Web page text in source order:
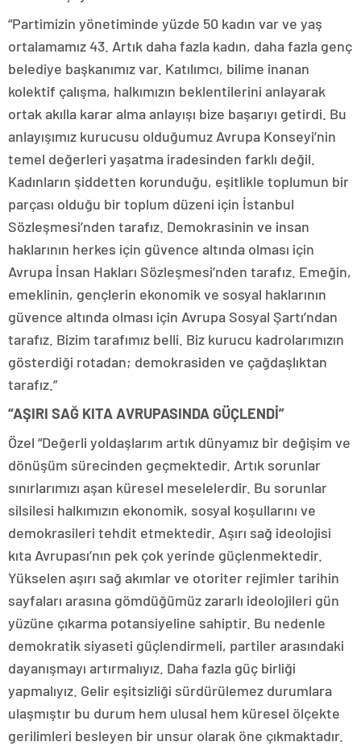
“Partimizin yönetiminde yüzde 50 kadın var ve yaş
ortalamamız 43. Artık daha fazla kadın, daha fazla genç
belediye başkanımız var. Katılımcı, bilime inanan
kolektif çalışma, halkımızın beklentilerini anlayarak
ortak akılla karar alma anlayışı bize başarıyı getirdi. Bu
anlayışımız kurucusu olduğumuz Avrupa Konseyi’nin
temel değerleri yaşatma iradesinden farklı değil.
Kadınların şiddetten korunduğu, eşitlikle toplumun bir
parçası olduğu bir toplum düzeni için İstanbul
Sözleşmesi’nden tarafız. Demokrasinin ve insan
haklarının herkes için güvence altında olması için
Avrupa İnsan Hakları Sözleşmesi’nden tarafız. Emeğin,
emeklinin, gençlerin ekonomik ve sosyal haklarının
güvence altında olması için Avrupa Sosyal Şartı’ndan
tarafız. Bizim tarafımız belli. Biz kurucu kadrolarımızın
gösterdiği rotadan; demokrasiden ve çağdaşlıktan
tarafız.”
“AŞIRI SAĞ KITA AVRUPASINDA GÜÇLENDİ”
Özel “Değerli yoldaşlarım artık dünyamız bir değişim ve
dönüşüm sürecinden geçmektedir. Artık sorunlar
sınırlarımızı aşan küresel meselelerdir. Bu sorunlar
silsilesi halkımızın ekonomik, sosyal koşullarını ve
demokrasileri tehdit etmektedir. Aşırı sağ ideolojisi
kıta Avrupası’nın pek çok yerinde güçlenmektedir.
Yükselen aşırı sağ akımlar ve otoriter rejimler tarihin
sayfaları arasına gömdüğümüz zararlı ideolojileri gün
yüzüne çıkarma potansiyeline sahiptir. Bu nedenle
demokratik siyaseti güçlendirmeli, partiler arasındaki
dayanışmayı artırmalıyız. Daha fazla güç birliği
yapmalıyız. Gelir eşitsizliği sürdürülemez durumlara
ulaşmıştır bu durum hem ulusal hem küresel ölçekte
gerilimleri besleyen bir unsur olarak öne çıkmaktadır.